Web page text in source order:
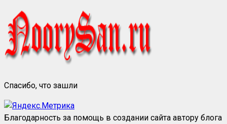
Спасибо, что зашли
Благодарность за помощь в создании сайта автору блога